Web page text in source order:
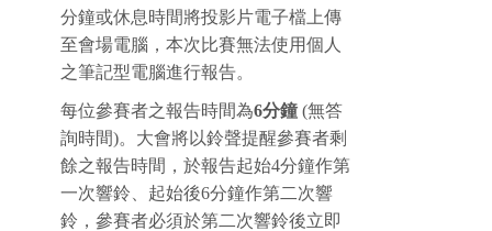
分鐘或休息時間將投影片電子檔上傳
至會場電腦，本次比賽無法使用個人
之筆記型電腦進行報告。
每位參賽者之報告時間為6分鐘 (無答
詢時間)。大會將以鈴聲提醒參賽者剩
餘之報告時間，於報告起始4分鐘作第
一次響鈴、起始後6分鐘作第二次響
鈴，參賽者必須於第二次響鈴後立即